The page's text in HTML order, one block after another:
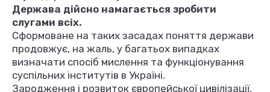
Держава дійсно намагається зробити
слугами всіх.
Сформоване на таких засадах поняття держави
продовжує, на жаль, у багатьох випадках
визначати спосіб мислення та функціонування
суспільних інститутів в Україні.
Зародження і розвиток європейської цивілізації,